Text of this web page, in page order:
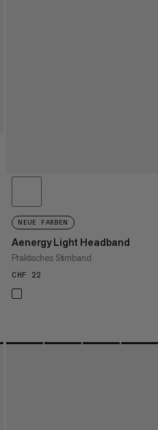
NEUE FARBEN
Aenergy Light Headband
Praktisches Stirnband
CHF 22